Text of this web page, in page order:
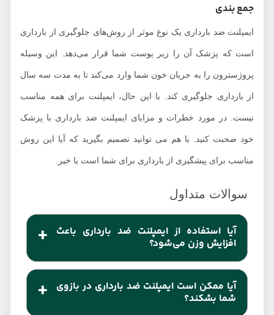
جمع بندی
ایمپلنت ضد بارداری یک نوع موثر از روش‌های جلوگیری از بارداری
است که پزشک آن را زیر پوست شما قرار می‌دهد. این وسیله
پروژسترون را به جریان خون شما وارد می‌کند تا به مدت سه سال
از بارداری جلوگیری کند. با این حال، ایمپلنت برای همه مناسب
نیست. در مورد خطرات و مزایای ایمپلنت ضد بارداری با پزشک
خود صحبت کنید. با هم می توانید تصمیم بگیرید که آیا این روش
مناسب برای پیشگیری از بارداری برای شما است یا خیر.
آیا استفاده از ایمپلنت ضد بارداری باعث
افزایش وزن می‌شود؟
خیر. مطالعات نشان داده است افزایش وزن از عوارض
جانبی مستقیم ایمپلنت ضد بارداری نیست. با این حال
آیا ممکن است ایمپلنت ضد بارداری در بازوی
شما بشکند؟